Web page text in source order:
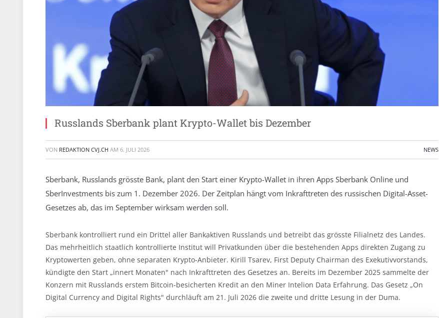
Russlands Sberbank plant Krypto-Wallet bis Dezember
VON REDAKTION CVJ.CH AM 6. JULI 2026 NEWS
Sberbank, Russlands grösste Bank, plant den Start einer Krypto-Wallet in ihren Apps Sberbank Online und
SberInvestments bis zum 1. Dezember 2026. Der Zeitplan hängt vom Inkrafttreten des russischen Digital-Asset-
Gesetzes ab, das im September wirksam werden soll.
Sberbank kontrolliert rund ein Drittel aller Bankaktiven Russlands und betreibt das grösste Filialnetz des Landes.
Das mehrheitlich staatlich kontrollierte Institut will Privatkunden über die bestehenden Apps direkten Zugang zu
Kryptowerten geben, ohne separaten Krypto-Anbieter. Kirill Tsarev, First Deputy Chairman des Exekutivvorstands,
kündigte den Start „innert Monaten" nach Inkrafttreten des Gesetzes an. Bereits im Dezember 2025 sammelte der
Konzern mit Russlands erstem Bitcoin-besicherten Kredit an den Miner Intelion Data Erfahrung. Das Gesetz „On
Digital Currency and Digital Rights" durchläuft am 21. Juli 2026 die zweite und dritte Lesung in der Duma.